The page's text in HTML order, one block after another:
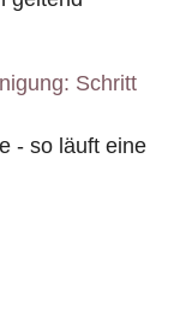
Schritt
- so läuft eine